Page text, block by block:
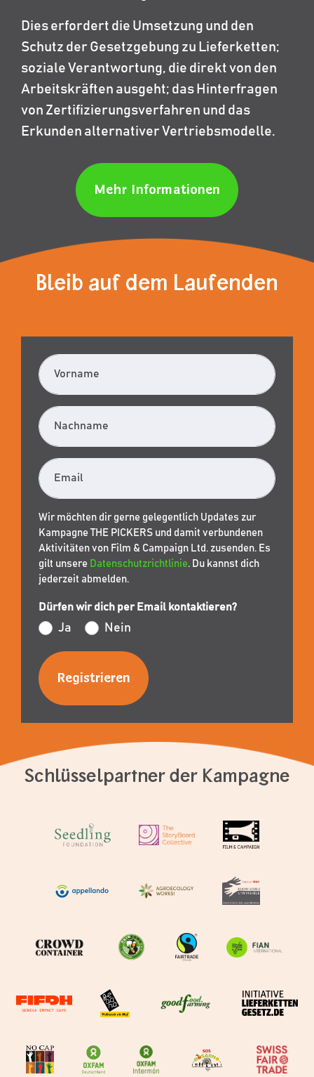
Dies erfordert die Umsetzung und den
Schutz der Gesetzgebung zu Lieferketten;
soziale Verantwortung, die direkt von den
Arbeitskräften ausgeht; das Hinterfragen
von Zertifizierungsverfahren und das
Erkunden alternativer Vertriebsmodelle.
Mehr Informationen
Bleib auf dem Laufenden
Vorname
Nachname
Email
Wir möchten dir gerne gelegentlich Updates zur
Kampagne THE PICKERS und damit verbundenen
Aktivitäten von Film & Campaign Ltd. zusenden. Es
gilt unsere Datenschutzrichtlinie. Du kannst dich
jederzeit abmelden.
Dürfen wir dich per Email kontaktieren?
Ja Nein
Schlüsselpartner der Kampagne